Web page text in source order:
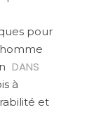
pour
DANS
à
et